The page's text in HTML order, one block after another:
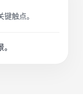
触点。